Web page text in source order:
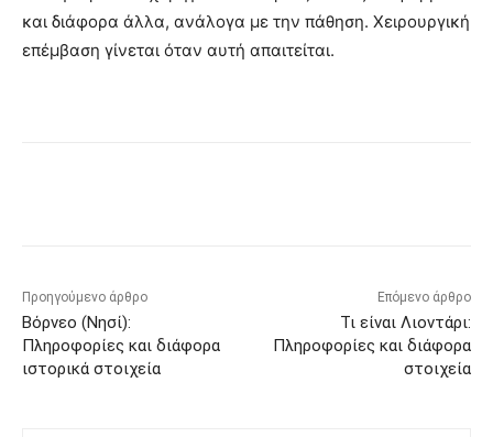
και διάφορα άλλα, ανάλογα με την πάθηση. Χειρουργική
επέμβαση γίνεται όταν αυτή απαιτείται.
Προηγούμενο άρθρο
Βόρνεο (Νησί):
Πληροφορίες και διάφορα
ιστορικά στοιχεία
Επόμενο άρθρο
Τι είναι Λιοντάρι:
Πληροφορίες και διάφορα
στοιχεία